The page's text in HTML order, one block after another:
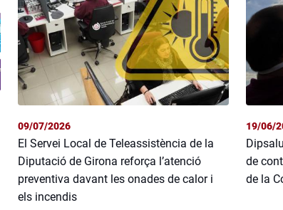
09/07/2026
El Servei Local de Teleassistència de la
Diputació de Girona reforça l’atenció
preventiva davant les onades de calor i
els incendis
19/06/
de
de la